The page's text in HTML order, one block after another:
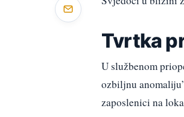
Tvrtka
U službenom
ozbiljnu
zaposlenici na